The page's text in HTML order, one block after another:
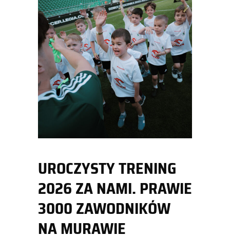
UROCZYSTY TRENING
2026 ZA NAMI. PRAWIE
3000 ZAWODNIKÓW
NA MURAWIE